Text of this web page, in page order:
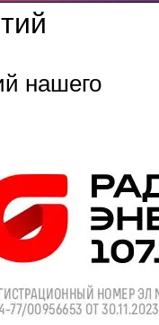
нашего